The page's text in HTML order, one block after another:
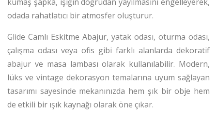
odada rahatlatıcı bir atmosfer oluşturur.
Glide Camlı Eskitme Abajur, yatak odası, oturma odası,
çalışma odası veya ofis gibi farklı alanlarda dekoratif
abajur ve masa lambası olarak kullanılabilir. Modern,
lüks ve vintage dekorasyon temalarına uyum sağlayan
tasarımı sayesinde mekanınızda hem şık bir obje hem
de etkili bir ışık kaynağı olarak öne çıkar.